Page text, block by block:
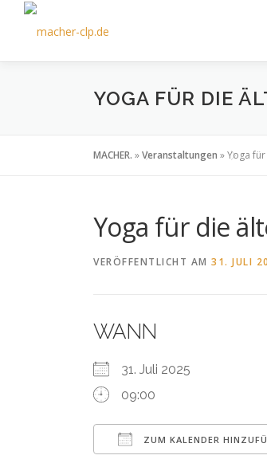
YOGA FÜR DIE
MACHER. »Veranstaltungen »Yoga
Yoga für die
VERÖFFENTLICHT AM 31. JULI
WANN
31. Juli 2025
09:00
ZUM KALENDER